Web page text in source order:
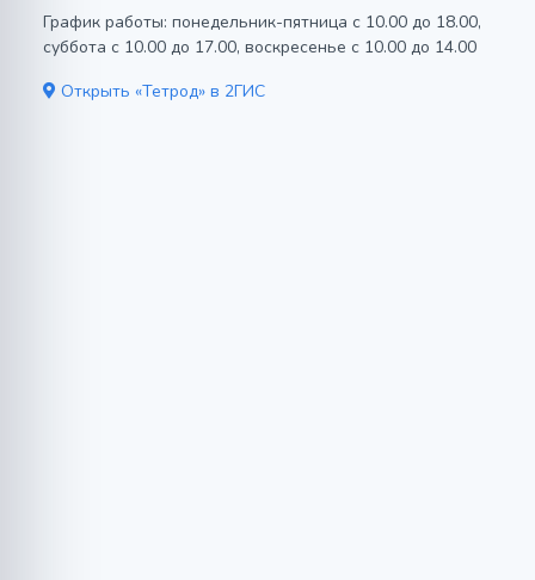
График работы: понедельник-пятница с 10.00 до 18.00,
суббота с 10.00 до 17.00, воскресенье с 10.00 до 14.00
Открыть «Тетрод» в 2ГИС